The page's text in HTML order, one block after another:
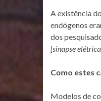
A existência
endógenos
dos
[sinapse
Como estes
Modelos de